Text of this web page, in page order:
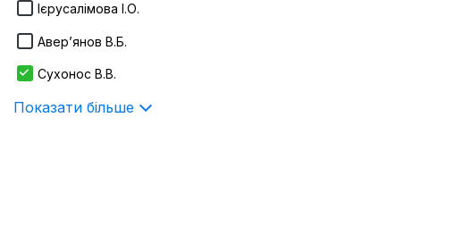
Ієрусалімова І.О.
Авер’янов В.Б.
Сухонос В.В.
Показати більше